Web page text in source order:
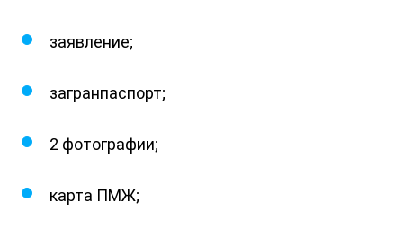
заявление;
загранпаспорт;
2 фотографии;
карта ПМЖ;